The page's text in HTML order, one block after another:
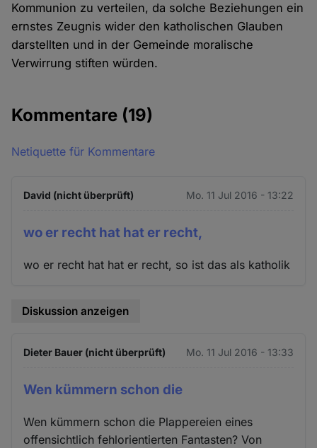
Kommunion zu verteilen, da solche Beziehungen ein
ernstes Zeugnis wider den katholischen Glauben
darstellten und in der Gemeinde moralische
Verwirrung stiften würden.
Kommentare (19)
Netiquette für Kommentare
David (nicht überprüft) Mo. 11 Jul 2016 - 13:22
wo er recht hat hat er recht,
wo er recht hat hat er recht, so ist das als katholik
Diskussion anzeigen
Dieter Bauer (nicht überprüft) Mo. 11 Jul 2016 - 13:33
Wen kümmern schon die
Wen kümmern schon die Plappereien eines
offensichtlich fehlorientierten Fantasten? Von